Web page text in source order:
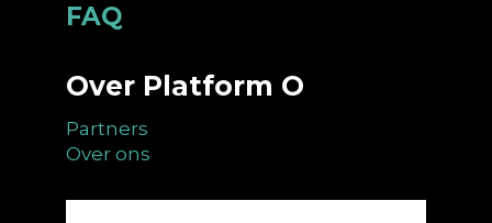
Footer
FAQ
Over Platform O
Partners
Over ons